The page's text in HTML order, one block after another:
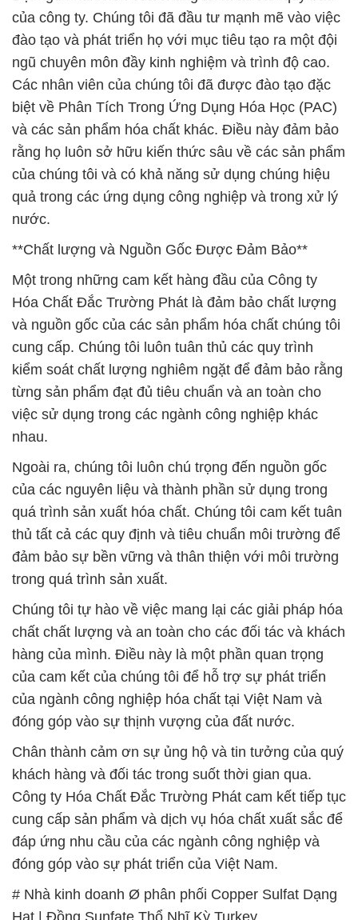
biệt về Phân Tích Trong Ứng Dụng Hóa Học (PAC)
và các sản phẩm hóa chất khác. Điều này đảm bảo
rằng họ luôn sở hữu kiến thức sâu về các sản phẩm
của chúng tôi và có khả năng sử dụng chúng hiệu
quả trong các ứng dụng công nghiệp và trong xử lý
nước.
**Chất lượng và Nguồn Gốc Được Đảm Bảo**
Một trong những cam kết hàng đầu của Công ty
Hóa Chất Đắc Trường Phát là đảm bảo chất lượng
và nguồn gốc của các sản phẩm hóa chất chúng tôi
cung cấp. Chúng tôi luôn tuân thủ các quy trình
kiểm soát chất lượng nghiêm ngặt để đảm bảo rằng
từng sản phẩm đạt đủ tiêu chuẩn và an toàn cho
việc sử dụng trong các ngành công nghiệp khác
Ngoài ra, chúng tôi luôn chú trọng đến nguồn gốc
của các nguyên liệu và thành phần sử dụng trong
quá trình sản xuất hóa chất. Chúng tôi cam kết tuân
thủ tất cả các quy định và tiêu chuẩn môi trường để
đảm bảo sự bền vững và thân thiện với môi trường
trong quá trình sản xuất.
Chúng tôi tự hào về việc mang lại các giải pháp hóa
chất chất lượng và an toàn cho các đối tác và khách
hàng của mình. Điều này là một phần quan trọng
của cam kết của chúng tôi để hỗ trợ sự phát triển
của ngành công nghiệp hóa chất tại Việt Nam và
đóng góp vào sự thịnh vượng của đất nước.
Chân thành cảm ơn sự ủng hộ và tin tưởng của quý
khách hàng và đối tác trong suốt thời gian qua.
Công ty Hóa Chất Đắc Trường Phát cam kết tiếp tục
cung cấp sản phẩm và dịch vụ hóa chất xuất sắc để
đáp ứng nhu cầu của các ngành công nghiệp và
đóng góp vào sự phát triển của Việt Nam.
# Nhà kinh doanh Ø phân phối Copper Sulfat Dạng
Hạt | Đồng Sunfate Thổ Nhĩ Kỳ Turkey
# Địa chỉ chuyên kinh doanh — bán Copper Sulfat
Dạng Hạt | Đồng Sunfate Thổ Nhĩ Kỳ Turkey
# Cty bán Σ cung ứng Copper Sulfat Dạng Hạt |
Đồng Sunfate Thổ Nhĩ Kỳ Turkey